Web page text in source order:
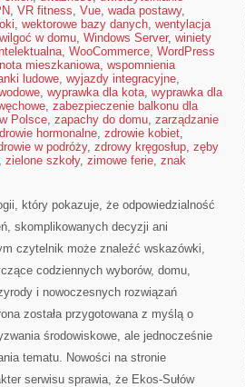
, VR fitness, Vue, wada postawy,
, wektorowe bazy danych, wentylacja
wilgoć w domu, Windows Server, winiety
, WooCommerce, WordPress
mieszkaniowa, wspomnienia
ludowe, wyjazdy integracyjne,
, wyprawka dla kota, wyprawka dla
, zabezpieczenie balkonu dla
Polsce, zapachy do domu, zarządzanie
hormonalne, zdrowie kobiet,
w podróży, zdrowy kręgosłup, zęby
, zielone szkoły, zimowe ferie, znak
który pokazuje, że odpowiedzialność
skomplikowanych decyzji ani
czytelnik może znaleźć wskazówki,
codziennych wyborów, domu,
i nowoczesnych rozwiązań
została przygotowana z myślą o
środowiskowe, ale jednocześnie
tematu. Nowości na stronie
serwisu sprawia, że Ekos-Sułów